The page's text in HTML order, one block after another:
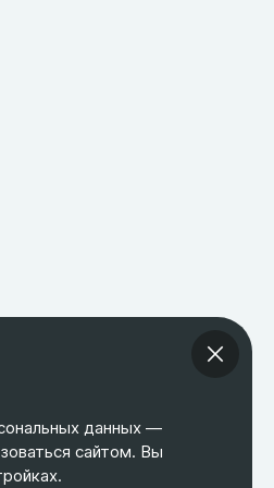
АДРЕС
Москва, Гаражная 8
данных —
сайтом. Вы